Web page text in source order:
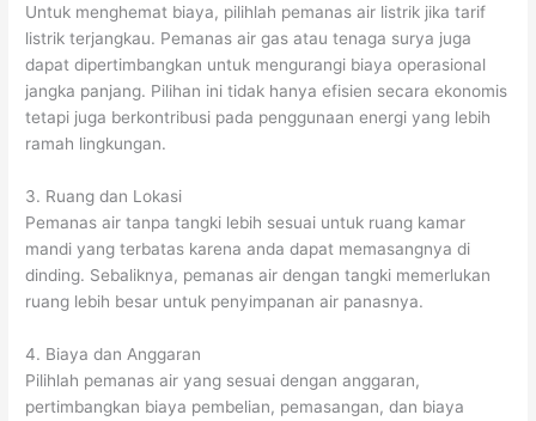
Untuk menghemat biaya, pilihlah pemanas air listrik jika tarif
listrik terjangkau. Pemanas air gas atau tenaga surya juga
dapat dipertimbangkan untuk mengurangi biaya operasional
jangka panjang. Pilihan ini tidak hanya efisien secara ekonomis
tetapi juga berkontribusi pada penggunaan energi yang lebih
ramah lingkungan.
3. Ruang dan Lokasi
Pemanas air tanpa tangki lebih sesuai untuk ruang kamar
mandi yang terbatas karena anda dapat memasangnya di
dinding. Sebaliknya, pemanas air dengan tangki memerlukan
ruang lebih besar untuk penyimpanan air panasnya.
4. Biaya dan Anggaran
Pilihlah pemanas air yang sesuai dengan anggaran,
pertimbangkan biaya pembelian, pemasangan, dan biaya